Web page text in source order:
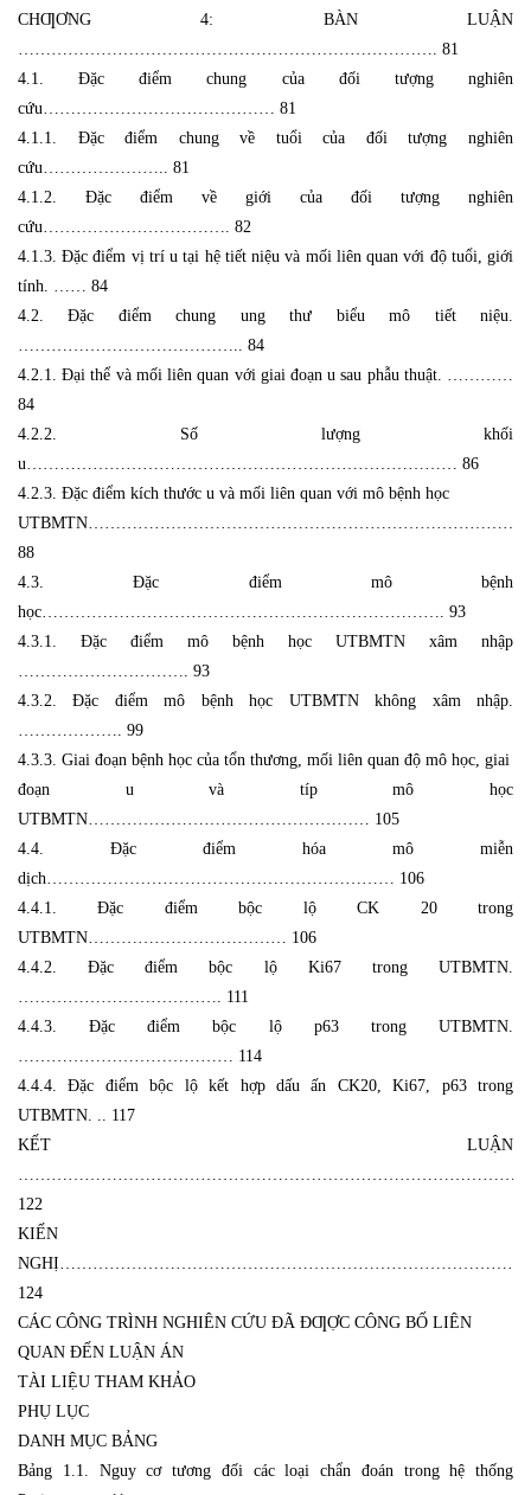
CHƢƠNG 4: BÀN LUẬN
…………………………………………………………………. 81
4.1. Đặc điểm chung của đối tượng nghiên
cứu…………………………………… 81
4.1.1. Đặc điểm chung về tuổi của đối tượng nghiên
cứu………………….. 81
4.1.2. Đặc điểm về giới của đối tượng nghiên
cứu……………………………. 82
4.1.3. Đặc điểm vị trí u tại hệ tiết niệu và mối liên quan với độ tuổi, giới
tính. …… 84
4.2. Đặc điểm chung ung thư biểu mô tiết niệu.
………………………………….. 84
4.2.1. Đại thể và mối liên quan với giai đoạn u sau phẫu thuật. …………
84
4.2.2. Số lượng khối
u…………………………………………………………………… 86
4.2.3. Đặc điểm kích thước u và mối liên quan với mô bệnh học
88
4.3. Đặc điểm mô bệnh
học………………………………………………………………. 93
4.3.1. Đặc điểm mô bệnh học UTBMTN xâm nhập
…………………………. 93
4.3.2. Đặc điểm mô bệnh học UTBMTN không xâm nhập.
………………. 99
4.3.3. Giai đoạn bệnh học của tổn thương, mối liên quan độ mô học, giai
đoạn u và típ mô học
UTBMTN…………………………………………… 105
4.4. Đặc điểm hóa mô miễn
dịch……………………………………………………… 106
4.4.1. Đặc điểm bộc lộ CK 20 trong
UTBMTN……………………………… 106
4.4.2. Đặc điểm bộc lộ Ki67 trong UTBMTN.
………………………………. 111
4.4.3. Đặc điểm bộc lộ p63 trong UTBMTN.
………………………………… 114
4.4.4. Đặc điểm bộc lộ kết hợp dấu ấn CK20, Ki67, p63 trong
UTBMTN. .. 117
KẾT LUẬN
122
KIẾN
124
CÁC CÔNG TRÌNH NGHIÊN CỨU ĐÃ ĐƢỢC CÔNG BỐ LIÊN
QUAN ĐẾN LUẬN ÁN
TÀI LIỆU THAM KHẢO
PHỤ LỤC
DANH MỤC BẢNG
Bảng 1.1. Nguy cơ tương đối các loại chẩn đoán trong hệ thống